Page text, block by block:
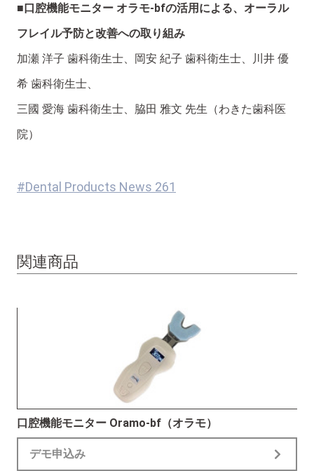
■口腔機能モニター オラモ-bfの活用による、オーラル
フレイル予防と改善への取り組み
加瀬 洋子 歯科衛生士、岡安 紀子 歯科衛生士、川井 優
希 歯科衛生士、
三國 愛海 歯科衛生士、脇田 雅文 先生（わきた歯科医
院）
#Dental Products News 261
関連商品
口腔機能モニター Oramo-bf（オラモ）
デモ申込み